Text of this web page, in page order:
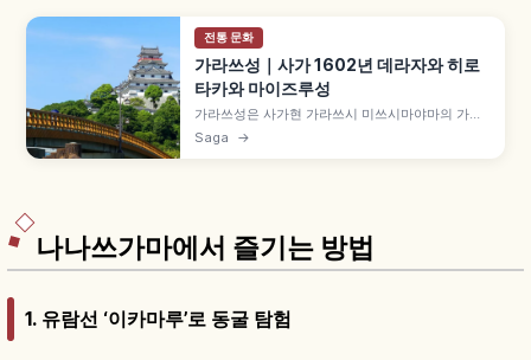
전통 문화
가라쓰성｜사가 1602년 데라자와 히로
타카와 마이즈루성
가라쓰성은 사가현 가라쓰시 미쓰시마야마의 가라
쓰만에 면한 성으로, 별칭 '마이즈루성'입니다. 게이
초 7년(1602년) 가라쓰번 초대 번주 데라자와 히로
Saga →
나나쓰가마에서 즐기는 방법
1. 유람선 ‘이카마루’로 동굴 탐험